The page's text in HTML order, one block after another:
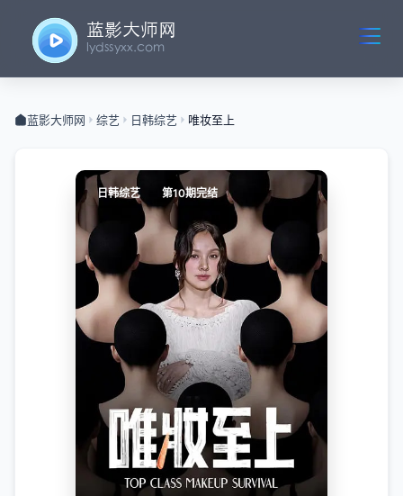
蓝影大师网 综艺 日韩综艺 唯妆至上
日韩综艺 第10期完结